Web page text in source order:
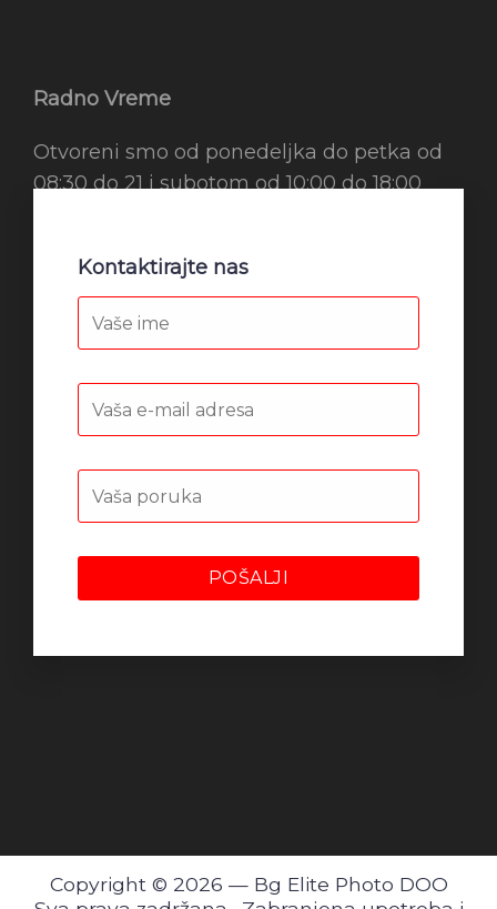
Radno Vreme
Otvoreni smo od ponedeljka do petka od
08:30 do 21 i subotom od 10:00 do 18:00
Kontaktirajte nas
Copyright © 2026 — Bg Elite Photo DOO